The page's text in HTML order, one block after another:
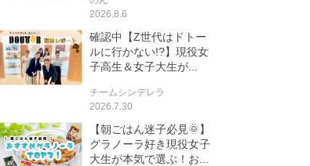
2026.8.6
確認中【Z世代はドトー
ルに行かない!?】現役女
子高生＆女子大生が...
チームシンデレラ
2026.7.30
【朝ごはん迷子必見🌞】
グラノーラ好き現役女子
大生が本気で選ぶ！お...